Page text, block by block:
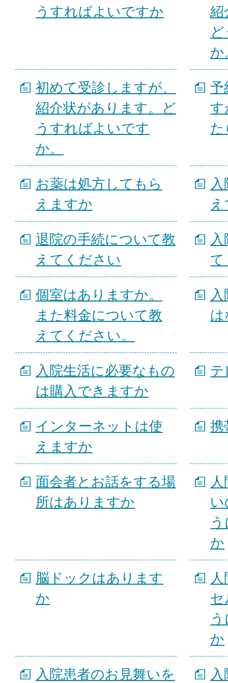
うすればよいですか
紹
か
初めて受診しますが、
紹介状があります。ど
うすればよいです
か。
予
す
た
お薬は処方してもら
えますか
退院の手続について教
えてください
て
個室はありますか。
また料金について教
えてください。
入院生活に必要なもの
は購入できますか
テ
インターネットは使
えますか
携
面会者とお話をする場
所はありますか
か
脳ドックはあります
か
セ
か
入院患者のお見舞いを